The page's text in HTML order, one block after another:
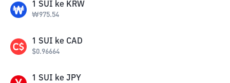
1 SUI ke KRW
₩975.54
1 SUI ke CAD
$0.96664
1 SUI ke JPY